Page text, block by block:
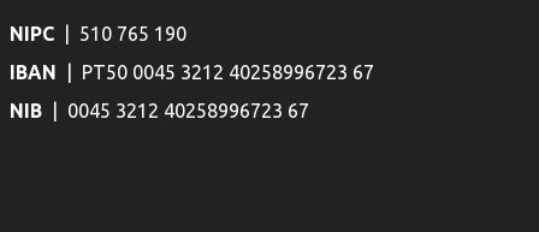
NIPC | 510 765 190
IBAN | PT50 0045 3212 40258996723 67
NIB
| 0045 3212 40258996723 67